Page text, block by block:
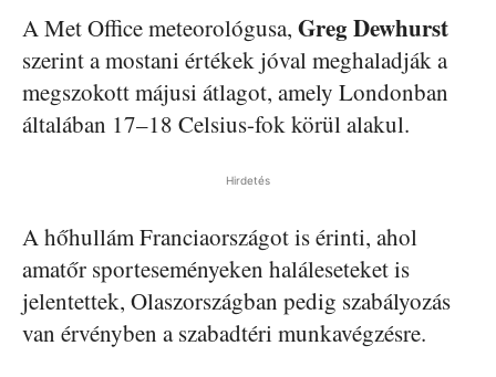
A Met Office meteorológusa, GregDewhurst
szerint a mostani értékek jóval meghaladják a
megszokott májusi átlagot, amely Londonban
általában 17–18 Celsius-fok körül alakul.
Hirdetés
A hőhullám Franciaországot is érinti, ahol
amatőr sporteseményeken haláleseteket is
jelentettek, Olaszországban pedig szabályozás
van érvényben a szabadtéri munkavégzésre.